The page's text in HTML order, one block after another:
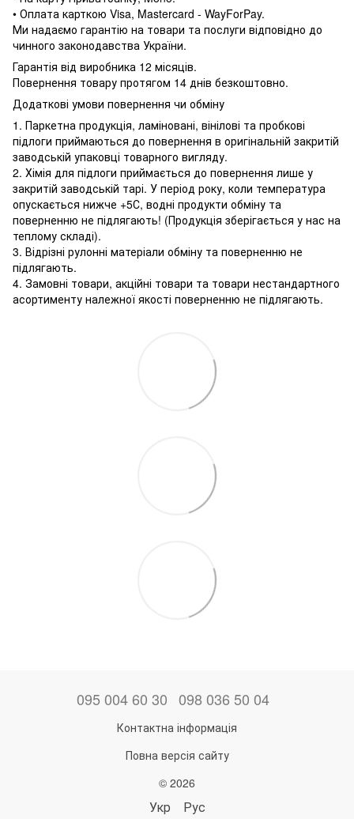
• Оплата карткою Visa, Mastercard - WayForPay.
Ми надаємо гарантію на товари та послуги відповідно до
чинного законодавства України.
Гарантія від виробника 12 місяців.
Повернення товару протягом 14 днів безкоштовно.
Додаткові умови повернення чи обміну
1. Паркетна продукція, ламіновані, вінілові та пробкові
підлоги приймаються до повернення в оригінальній закритій
заводській упаковці товарного вигляду.
2. Хімія для підлоги приймається до повернення лише у
закритій заводській тарі. У період року, коли температура
опускається нижче +5С, водні продукти обміну та
поверненню не підлягають! (Продукція зберігається у нас на
теплому складі).
3. Відрізні рулонні матеріали обміну та поверненню не
підлягають.
4. Замовні товари, акційні товари та товари нестандартного
асортименту належної якості поверненню не підлягають.
095 004 60 30 098 036 50 04
Контактна інформація
Повна версія сайту
© 2026
Укр Рус